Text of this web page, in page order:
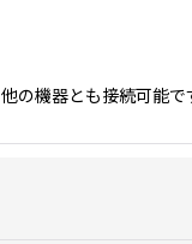
の機器とも接続可能